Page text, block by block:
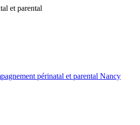
et parental